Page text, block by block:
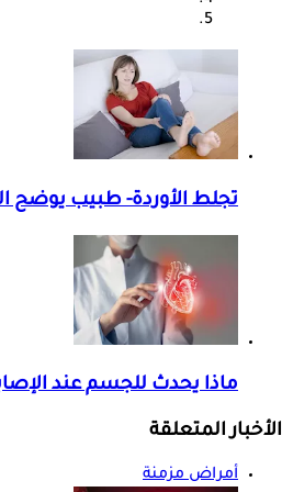
تجلط الأوردة- طبيب يوضح
ماذا يحدث للجسم عند
الأخبار المتعلقة
أمراض مزمنة